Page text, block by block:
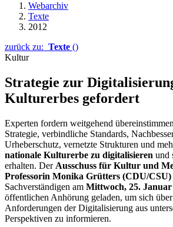
Webarchiv
Texte
2012
zurück zu: Texte ()
Kultur
Strategie zur
Kulturerbes gefordert
Experten fordern weitgehend
Strategie, verbindliche Standards,
Urheberschutz, vernetzte Strukturen und
nationale Kulturerbe zu digitalisieren und
erhalten. Der Ausschuss für Kultur und
Professorin Monika Grütters (CDU/CSU)
Sachverständigen am Mittwoch, 25. Januar
öffentlichen Anhörung geladen, um sich
Anforderungen der Digitalisierung aus
Perspektiven zu informieren.